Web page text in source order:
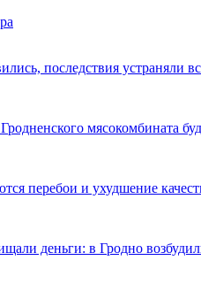
последствия устраняли
мясокомбината
перебои и ухудшение
деньги: в Гродно